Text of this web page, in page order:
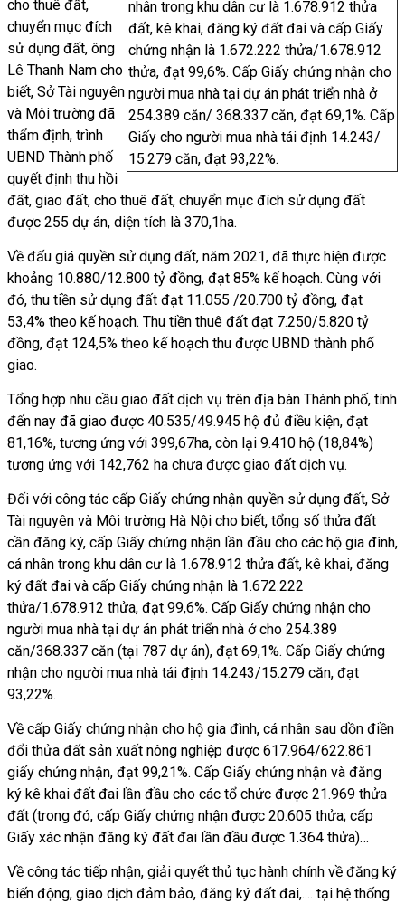
nhân trong khu dân cư là 1.678.912 thửa
đất, kê khai, đăng ký đất đai và cấp Giấy
chứng nhận là 1.672.222 thửa/1.678.912
thửa, đạt 99,6%. Cấp Giấy chứng nhận cho
người mua nhà tại dự án phát triển nhà ở
254.389 căn/ 368.337 căn, đạt 69,1%. Cấp
Giấy cho người mua nhà tái định 14.243/
15.279 căn, đạt 93,22%.
cho thuê đất,
chuyển mục đích
sử dụng đất, ông
Lê Thanh Nam cho
biết, Sở Tài nguyên
và Môi trường đã
thẩm định, trình
UBND Thành phố
quyết định thu hồi
đất, giao đất, cho thuê đất, chuyển mục đích sử dụng đất
được 255 dự án, diện tích là 370,1ha.
Về đấu giá quyền sử dụng đất, năm 2021, đã thực hiện được
khoảng 10.880/12.800 tỷ đồng, đạt 85% kế hoạch. Cùng với
đó, thu tiền sử dụng đất đạt 11.055 /20.700 tỷ đồng, đạt
53,4% theo kế hoạch. Thu tiền thuê đất đạt 7.250/5.820 tỷ
đồng, đạt 124,5% theo kế hoạch thu được UBND thành phố
giao.
Tổng hợp nhu cầu giao đất dịch vụ trên địa bàn Thành phố, tính
đến nay đã giao được 40.535/49.945 hộ đủ điều kiện, đạt
81,16%, tương ứng với 399,67ha, còn lại 9.410 hộ (18,84%)
tương ứng với 142,762 ha chưa được giao đất dịch vụ.
Đối với công tác cấp Giấy chứng nhận quyền sử dụng đất, Sở
Tài nguyên và Môi trường Hà Nội cho biết, tổng số thửa đất
cần đăng ký, cấp Giấy chứng nhận lần đầu cho các hộ gia đình,
cá nhân trong khu dân cư là 1.678.912 thửa đất, kê khai, đăng
ký đất đai và cấp Giấy chứng nhận là 1.672.222
thửa/1.678.912 thửa, đạt 99,6%. Cấp Giấy chứng nhận cho
người mua nhà tại dự án phát triển nhà ở cho 254.389
căn/368.337 căn (tại 787 dự án), đạt 69,1%. Cấp Giấy chứng
nhận cho người mua nhà tái định 14.243/15.279 căn, đạt
93,22%.
Về cấp Giấy chứng nhận cho hộ gia đình, cá nhân sau dồn điền
đổi thửa đất sản xuất nông nghiệp được 617.964/622.861
giấy chứng nhận, đạt 99,21%. Cấp Giấy chứng nhận và đăng
ký kê khai đất đai lần đầu cho các tổ chức được 21.969 thửa
đất (trong đó, cấp Giấy chứng nhận được 20.605 thửa; cấp
Giấy xác nhận đăng ký đất đai lần đầu được 1.364 thửa)…
Về công tác tiếp nhận, giải quyết thủ tục hành chính về đăng ký
biến động, giao dịch đảm bảo, đăng ký đất đai,.... tại hệ thống